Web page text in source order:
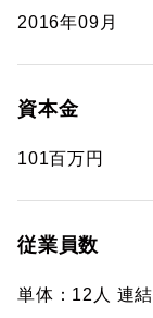
2016年09月
資本金
101百万円
従業員数
単体：12人 連